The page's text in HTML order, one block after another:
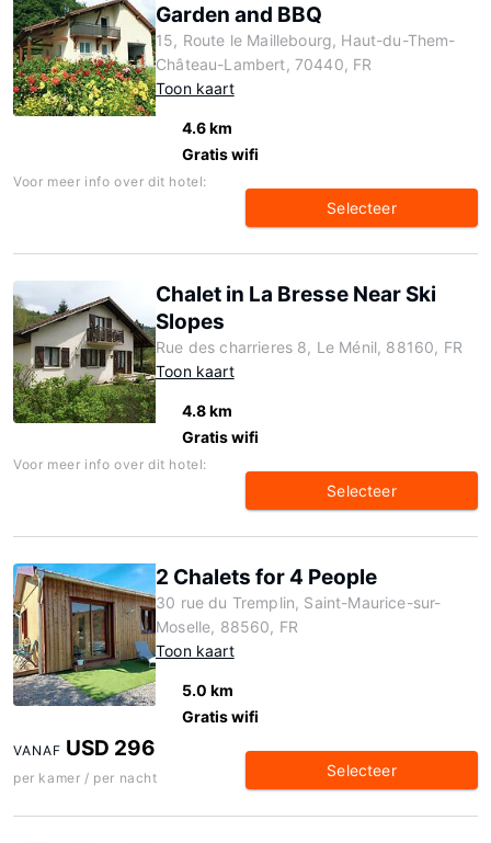
Garden and BBQ
15, Route le Maillebourg, Haut-du-Them-
Château-Lambert, 70440, FR
Toon kaart
4.6 km
Gratis wifi
Voor meer info over dit hotel:
Selecteer
Chalet in La Bresse Near Ski
Slopes
Rue des charrieres 8, Le Ménil, 88160, FR
Toon kaart
4.8 km
Gratis wifi
Voor meer info over dit hotel:
Selecteer
2 Chalets for 4 People
30 rue du Tremplin, Saint-Maurice-sur-
Moselle, 88560, FR
Toon kaart
5.0 km
Gratis wifi
VANAF USD 296
per kamer / per nacht Selecteer